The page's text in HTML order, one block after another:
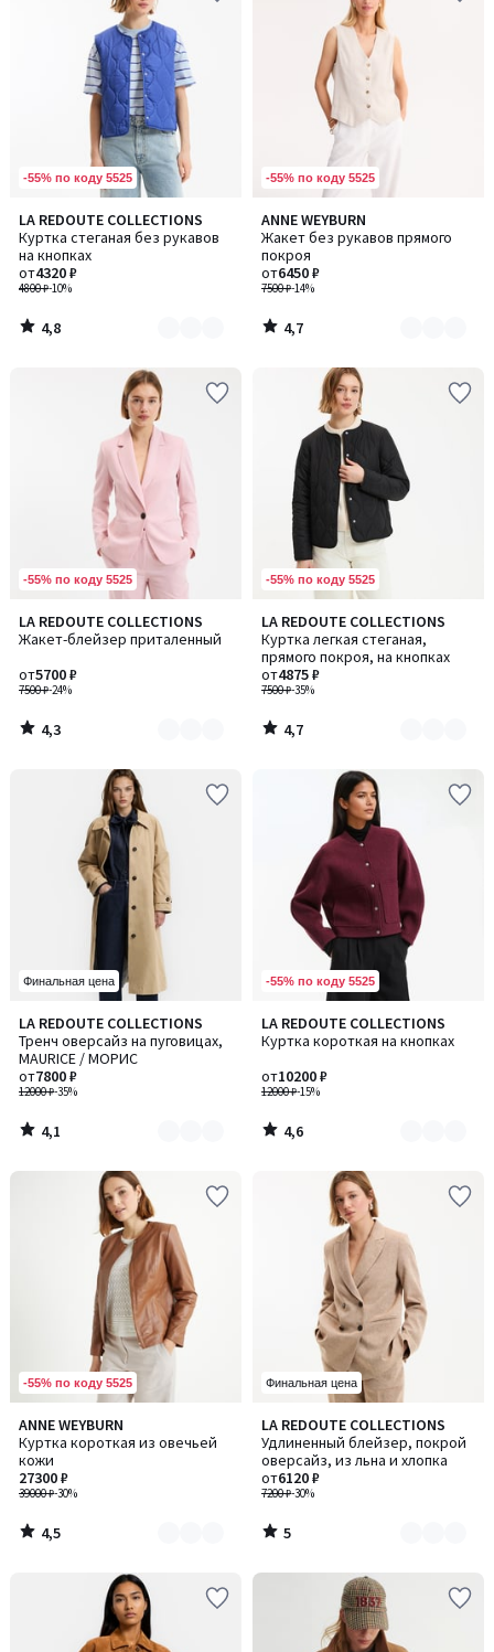
-55% по коду 5525
LA REDOUTE COLLECTIONS
Куртка стеганая без рукавов
на кнопках
4800 ₽-10%
от4320 ₽
4,8
/ 5
Количество
цветов:
3
4,8
/
-55% по коду 5525
ANNE WEYBURN
Жакет без рукавов прямого
покроя
7500 ₽-14%
от6450 ₽
4,7
/ 5
Количество
цветов:
2
4,7
/
-55% по коду 5525
LA REDOUTE COLLECTIONS
Жакет-блейзер приталенный
7500 ₽-24%
от5700 ₽
4,3
/ 5
Количество
цветов:
4,3
/
-55% по коду 5525
LA REDOUTE COLLECTIONS
Куртка легкая стеганая,
прямого покроя, на кнопках
7500 ₽-35%
от4875 ₽
4,7
/ 5
Количество
цветов:
2
4,7
/
Финальная цена
LA REDOUTE COLLECTIONS
Тренч оверсайз на пуговицах,
MAURICE / МОРИС
12000 ₽-35%
от7800 ₽
4,1
/ 5
Количество
цветов:
4
4,1
/
-55% по коду 5525
LA REDOUTE COLLECTIONS
Куртка короткая на кнопках
12000 ₽-15%
от10200 ₽
4,6
/ 5
Количество
цветов:
4,6
/
-55% по коду 5525
ANNE WEYBURN
Куртка короткая из овечьей
кожи
39000 ₽-30%
27300 ₽
4,5
/ 5
Количество
цветов:
2
4,5
/
Финальная цена
LA REDOUTE COLLECTIONS
Удлиненный блейзер, покрой
оверсайз, из льна и хлопка
7200 ₽-30%
от6120 ₽
5
/
5
Количество
цветов:
2
5
/